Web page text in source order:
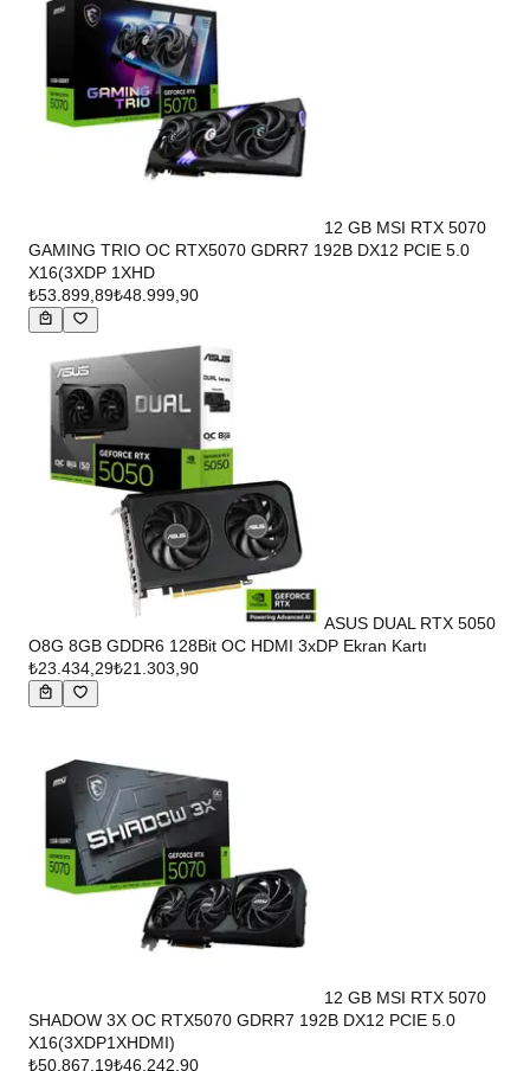
12 GB MSI RTX 5070
GAMING TRIO OC RTX5070 GDRR7 192B DX12 PCIE 5.0
X16(3XDP 1XHD
₺53.899,89₺48.999,90
ASUS DUAL RTX 5050
O8G 8GB GDDR6 128Bit OC HDMI 3xDP Ekran Kartı
₺23.434,29₺21.303,90
12 GB MSI RTX 5070
SHADOW 3X OC RTX5070 GDRR7 192B DX12 PCIE 5.0
X16(3XDP1XHDMI)
₺50.867,19₺46.242,90